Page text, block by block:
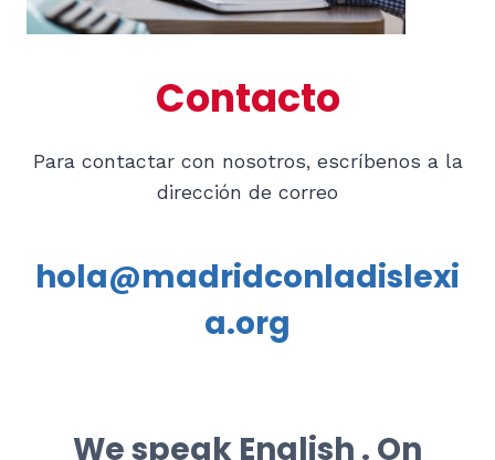
Contacto
Para contactar con nosotros, escríbenos a la
dirección de correo
hola@madridconladislexi
a.org
We speak English . On